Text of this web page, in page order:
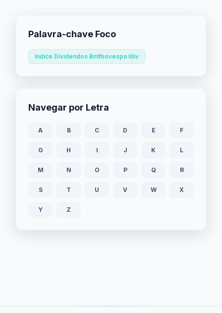
Palavra-chave Foco
Indice Dividendos Bmfbovespa Idiv
Navegar por Letra
A B C D E F
G H I J K L
M N O P Q R
S T U V W X
Y Z